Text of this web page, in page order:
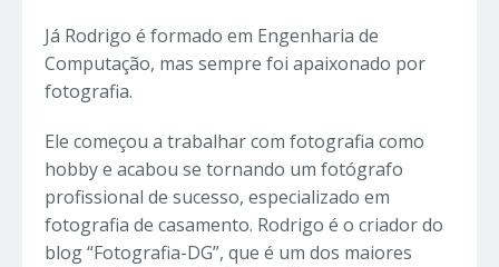
Já Rodrigo é formado em Engenharia de
Computação, mas sempre foi apaixonado por
fotografia.
Ele começou a trabalhar com fotografia como
hobby e acabou se tornando um fotógrafo
profissional de sucesso, especializado em
fotografia de casamento. Rodrigo é o criador do
blog “Fotografia-DG”, que é um dos maiores